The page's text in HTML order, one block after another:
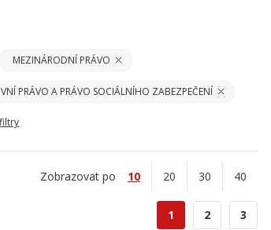
MEZINÁRODNÍ PRÁVO
PRÁVO A PRÁVO SOCIÁLNÍHO ZABEZPEČENÍ
Zobrazovat po 10 20 30 40
1 2 3